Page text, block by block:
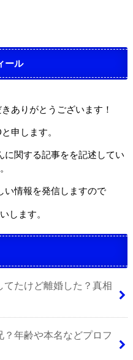
ール
ありがとうございます！
申します。
関する記事をを記述してい
い情報を発信しますので
します。
てたけど離婚した？真相
年齢や本名などプロフ